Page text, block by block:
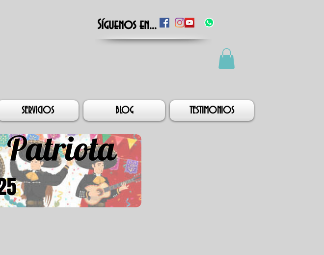
Síguenos en...
SERVICIOS BLOG TESTIMONIOS